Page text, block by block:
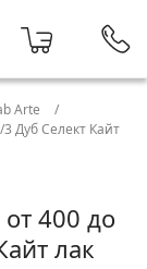
Arte
Дуб Селект Кайт
400 до
лак